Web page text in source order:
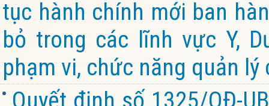
tục hành chính mới ban
bỏ trong các lĩnh vực Y,
phạm vi, chức năng quản
Quyết định số 1325/QĐ-